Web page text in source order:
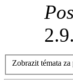
Zobrazit témata za